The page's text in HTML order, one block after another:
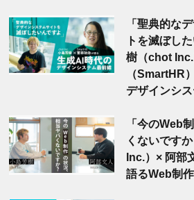
「聖典的な
トを滅ぼし
樹（chot
（SmartHR
デザインシ
「今のWeb
くないです
Inc.）× 阿部
語るWeb制